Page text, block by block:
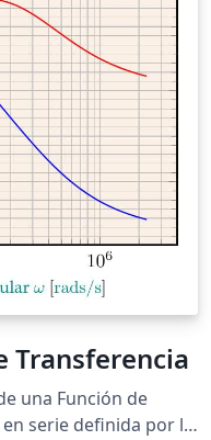
Transferencia
una Función de
serie definida por la